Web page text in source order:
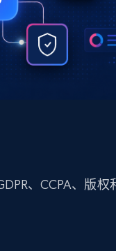
缓存
实时
产品技术视频
、CCPA、版权